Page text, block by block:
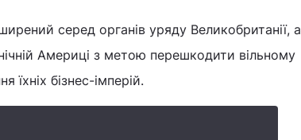
серед органів уряду Великобританії, а
Америці з метою перешкодити вільному
їхніх бізнес-імперій.